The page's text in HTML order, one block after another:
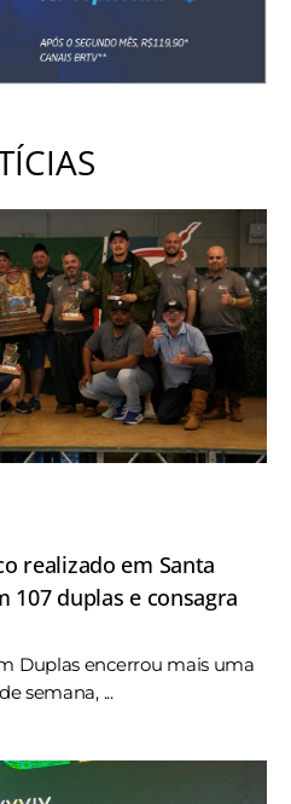
realizado em Santa
107 duplas e consagra
Duplas encerrou mais uma
semana, ...